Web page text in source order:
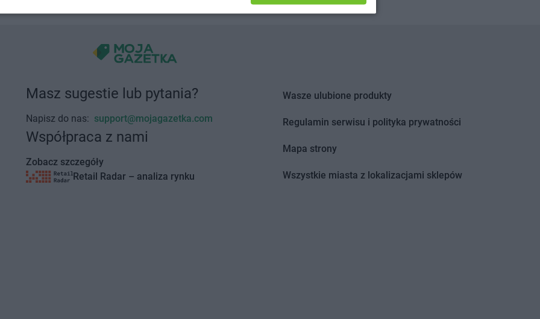
Masz sugestie lub pytania?
Napisz do nas: support@mojagazetka.com
Współpraca z nami
Zobacz szczegóły
Retail Radar – analiza rynku
Wasze ulubione produkty
Regulamin serwisu i polityka prywatności
Mapa strony
Wszystkie miasta z lokalizacjami sklepów